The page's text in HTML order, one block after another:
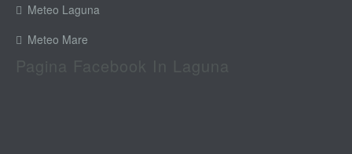
Meteo Laguna
Meteo Mare